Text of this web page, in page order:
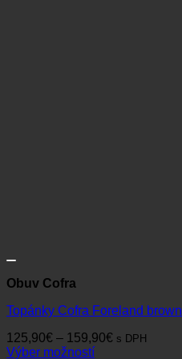
Obuv Cofra
Topánky Cofra Foreland brown
125,90€ – 159,90€ Price
s DPH
Výber možností